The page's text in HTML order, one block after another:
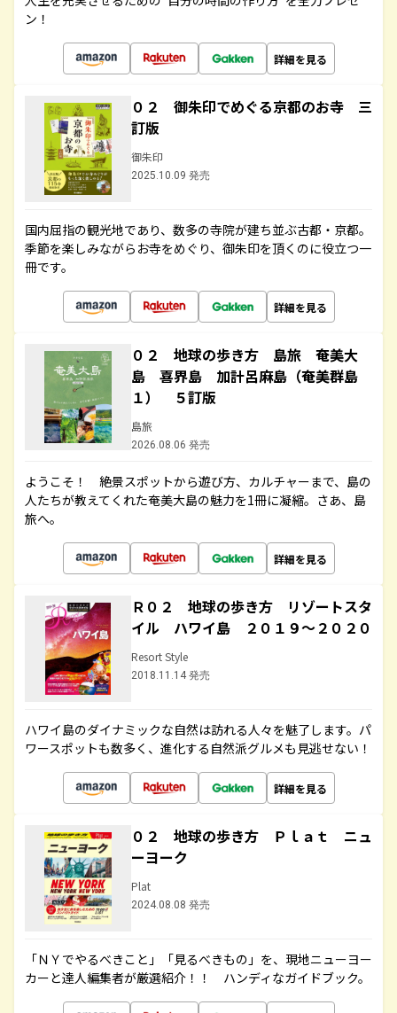
ン！
詳細を見る
０２ 御朱印でめぐる京都のお寺 三
訂版
御朱印
2025.10.09 発売
国内屈指の観光地であり、数多の寺院が建ち並ぶ古都・京都。
季節を楽しみながらお寺をめぐり、御朱印を頂くのに役立つ一
冊です。
詳細を見る
０２ 地球の歩き方 島旅 奄美大
島 喜界島 加計呂麻島（奄美群島
１） ５訂版
島旅
2026.08.06 発売
ようこそ！ 絶景スポットから遊び方、カルチャーまで、島の
人たちが教えてくれた奄美大島の魅力を1冊に凝縮。さあ、島
旅へ。
詳細を見る
Ｒ０２ 地球の歩き方 リゾートスタ
イル ハワイ島 ２０１９～２０２０
Resort Style
2018.11.14 発売
ハワイ島のダイナミックな自然は訪れる人々を魅了します。パ
ワースポットも数多く、進化する自然派グルメも見逃せない！
詳細を見る
０２ 地球の歩き方 Ｐｌａｔ ニュ
ーヨーク
Plat
2024.08.08 発売
「ＮＹでやるべきこと」「見るべきもの」を、現地ニューヨー
カーと達人編集者が厳選紹介！！ ハンディなガイドブック。